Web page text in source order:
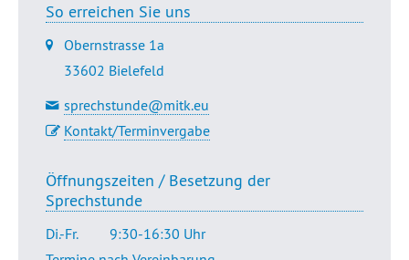
So erreichen Sie uns
Obernstrasse 1a
33602 Bielefeld
sprechstunde@mitk.eu
Kontakt/Terminvergabe
Öffnungszeiten / Besetzung der
Sprechstunde
Di.-Fr.
9:30-16:30 Uhr